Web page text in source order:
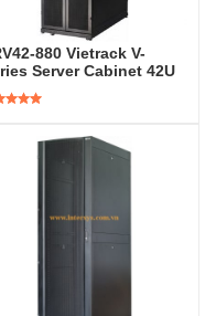
880 Vietrack V-
Server Cabinet 42U
5.005